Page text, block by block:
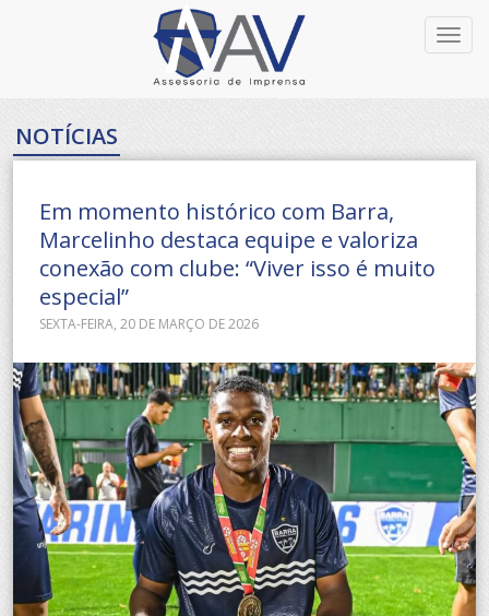
NOTÍCIAS
Em momento histórico com Barra,
Marcelinho destaca equipe e valoriza
conexão com clube: “Viver isso é muito
especial”
SEXTA-FEIRA, 20 DE MARÇO DE 2026